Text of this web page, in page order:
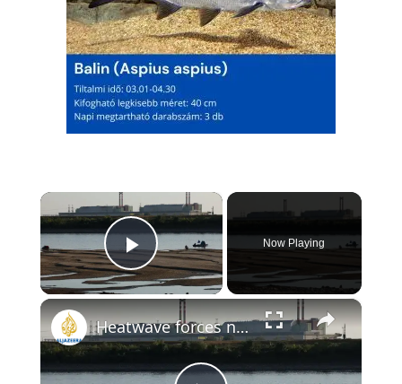
×
Play Video
Now Playing
×
Heatwave forces nuclear shutdown in Hungary